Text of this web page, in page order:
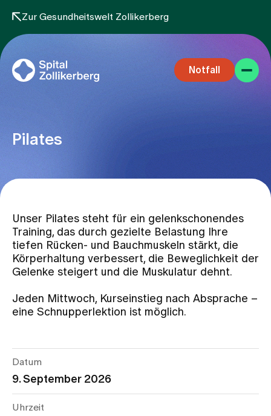
Zur Gesundheitswelt Zollikerberg
Notfall
Aufenthalt
Team
Zuweisende
Über uns
Pilates
Unser Pilates steht für ein gelenkschonendes
Training, das durch gezielte Belastung Ihre
tiefen Rücken- und Bauchmuskeln stärkt, die
Körperhaltung verbessert, die Beweglichkeit der
Gelenke steigert und die Muskulatur dehnt.
Jeden Mittwoch, Kurseinstieg nach Absprache –
eine Schnupperlektion ist möglich.
Datum
9. September 2026
Uhrzeit